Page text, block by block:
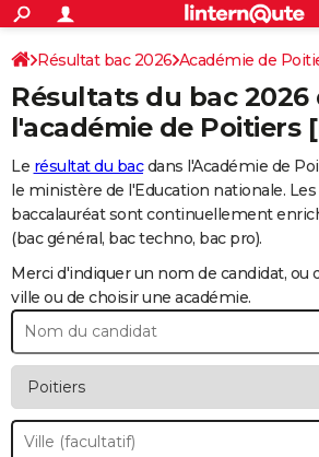
ACTUALITÉS
Politique
Société
Faits Divers
Education
Monde
Villes
+
SPORT
Coupe du monde 2026
Football
Tennis
Cyclisme
Rugby
Forum
CULTURE
FINANCE
Retraite
Impôts
Epargne
Immobilier
Risques naturels par ville
Banque
Assurance
Crédit
Essais
Réserver un essai
Citadines
Berlines
SUV
Forum auto
+
HIGH-TECH
Mobiles
Meilleur smartphone
Internet
Ordinateurs
Jeux vidéo
Guide high-tech
+
BRICOLAGE
Forum
Aménagement intérieur
Extérieur
Cuisine
Salle de bains
Jardinage
Rangement
WEEK-END
Guides de France
Escapades
Patrimoine
Expositions
Musées
Week-end nature
LIFESTYLE
Art de vivre
Bien-être
Loisirs
Mode
Modes de vie
+SANTE
S'inscrire
Connexion
Résultat bac 2026 Académie de
Résultats du bac 2026
l'académie de Poitiers
Le résultat du bacdans l'Académie de
le ministère de l'Education nationale.
baccalauréat sont continuellement
(bac général, bac techno, bac pro).
Merci d'indiquer un nom de candidat, ou
ville ou de choisir une académie.